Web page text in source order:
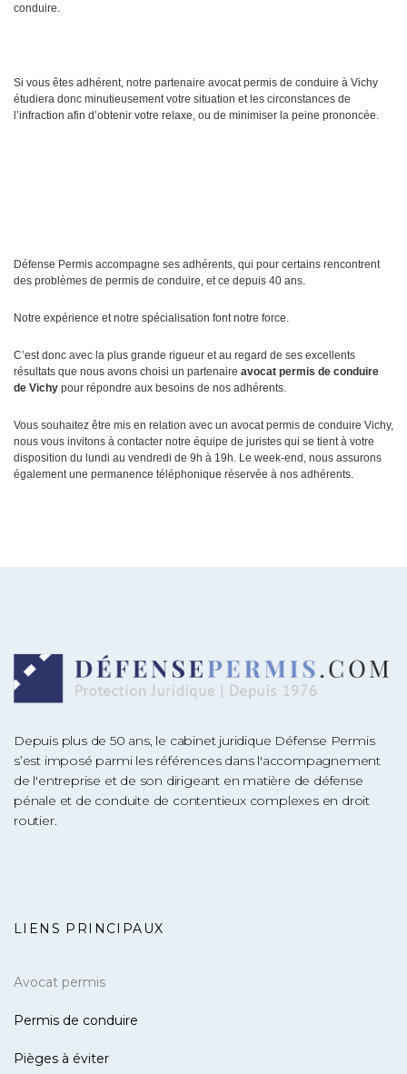
conduire.
Si vous êtes adhérent, notre partenaire avocat permis de conduire à Vichy
étudiera donc minutieusement votre situation et les circonstances de
l’infraction afin d’obtenir votre relaxe, ou de minimiser la peine prononcée.
Défense Permis accompagne ses adhérents, qui pour certains rencontrent
des problèmes de permis de conduire, et ce depuis 40 ans.
Notre expérience et notre spécialisation font notre force.
C’est donc avec la plus grande rigueur et au regard de ses excellents
résultats que nous avons choisi un partenaire avocat permis de conduire
de Vichy pour répondre aux besoins de nos adhérents.
Vous souhaitez être mis en relation avec un avocat permis de conduire Vichy,
nous vous invitons à contacter notre équipe de juristes qui se tient à votre
disposition du lundi au vendredi de 9h à 19h. Le week-end, nous assurons
également une permanence téléphonique réservée à nos adhérents.
Depuis plus de 50 ans, le cabinet juridique Défense Permis
s’est imposé parmi les références dans l'accompagnement
de l'entreprise et de son dirigeant en matière de défense
pénale et de conduite de contentieux complexes en droit
routier.
LIENS PRINCIPAUX
Avocat permis
Permis de conduire
Pièges à éviter